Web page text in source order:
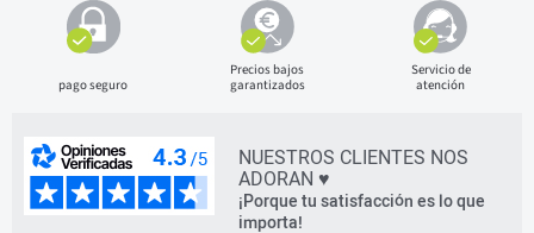
pago seguro
Precios bajos
garantizados
Servicio de
atención
NUESTROS CLIENTES NOS
ADORAN ♥
¡Porque tu satisfacción es lo que
importa!